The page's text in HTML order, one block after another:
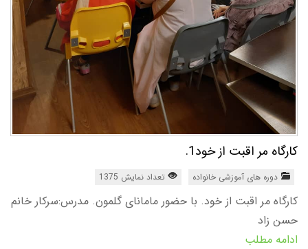
کارگاه مر اقبت از خود1.
دوره های آموزشی خانواده تعداد نمایش 1375
کارگاه مر اقبت از خود. با حضور مامانای گلمون. مدرس:سرکار خانم
حسن زاد
ادامه مطلب